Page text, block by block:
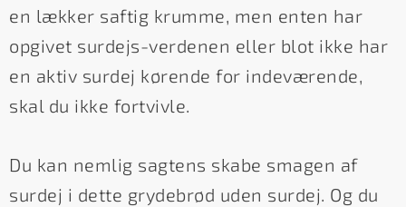
en lækker saftig krumme, men enten har
opgivet surdejs-verdenen eller blot ikke har
en aktiv surdej kørende for indeværende,
skal du ikke fortvivle.
Du kan nemlig sagtens skabe smagen af
surdej i dette grydebrød uden surdej. Og du